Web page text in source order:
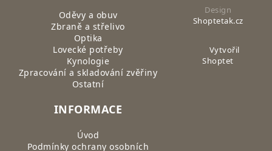
Oděvy a obuv
Zbraně a střelivo
Optika
Lovecké potřeby
Kynologie
Zpracování a skladování zvěřiny
Ostatní
INFORMACE
Úvod
Podmínky ochrany osobních
Design
Shoptetak.cz
Vytvořil
Shoptet